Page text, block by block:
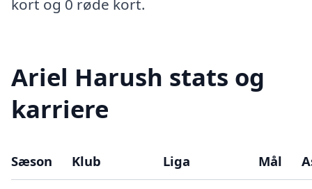
kort og 0 røde kort.
Ariel Harush stats og
karriere
Sæson Klub Liga Mål